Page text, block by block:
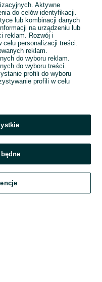
wskazanych powyżej,
w jego aktualnym brzmieniu.
Aktywne
do celów identyfikacji.
lub kombinacji danych
na urządzeniu lub
reklam. Rozwój i
celu personalizacji treści.
reklam.
do wyboru reklam.
do wyboru treści.
profili do wyboru
profili w celu